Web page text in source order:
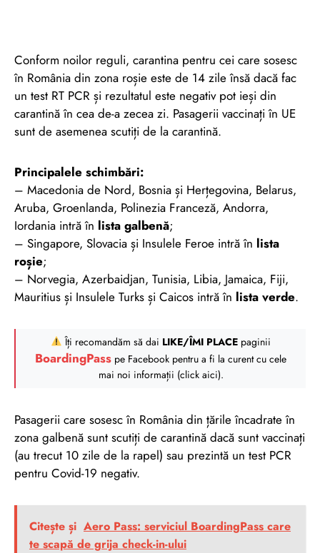
Conform noilor reguli, carantina pentru cei care sosesc
în România din zona roșie este de 14 zile însă dacă fac
un test RT PCR și rezultatul este negativ pot ieși din
carantină în cea de-a zecea zi. Pasagerii vaccinați în UE
sunt de asemenea scutiți de la carantină.
Principalele schimbări:
– Macedonia de Nord, Bosnia și Herțegovina, Belarus,
Aruba, Groenlanda, Polinezia Franceză, Andorra,
Iordania intră în lista galbenă;
– Singapore, Slovacia și Insulele Feroe intră în lista
roșie;
– Norvegia, Azerbaidjan, Tunisia, Libia, Jamaica, Fiji,
Mauritius și Insulele Turks și Caicos intră în lista verde.
Îți recomandăm să dai LIKE/ÎMI PLACEpaginii
BoardingPass pe Facebook pentru a fi la curent cu cele
mai noi informații (click aici).
Pasagerii care sosesc în România din țările încadrate în
zona galbenă sunt scutiți de carantină dacă sunt vaccinați
(au trecut 10 zile de la rapel) sau prezintă un test PCR
pentru Covid-19 negativ.
Citește și Aero Pass: serviciul BoardingPass care
te scapă de grija check-in-ului